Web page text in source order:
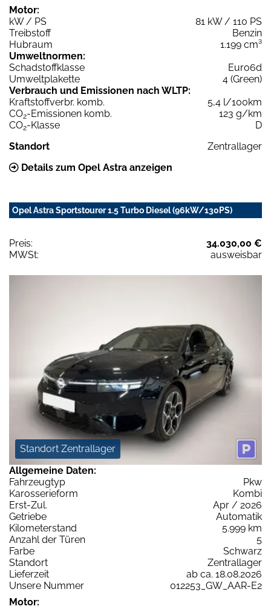
Motor:
kW / PS
81 kW / 110 PS
Treibstoff
Benzin
Hubraum
1.199 cm³
Umweltnormen:
Schadstoffklasse
Euro6d
Umweltplakette
4 (Green)
Verbrauch und Emissionen nach WLTP:
Kraftstoffverbr. komb.
5,4 l/100km
CO2-Emissionen komb.
123 g/km
CO2-Klasse
D
Standort
Zentrallager
Details zum Opel Astra anzeigen
Opel Astra Sportstourer 1.5 Turbo Diesel (96kW/130PS)
Preis:
34.030,00 €
MWSt:
ausweisbar
Standort Zentrallager
Allgemeine Daten:
Fahrzeugtyp
Pkw
Karosserieform
Kombi
Erst-Zul.
Apr / 2026
Getriebe
Automatik
Kilometerstand
5.999 km
Anzahl der Türen
5
Farbe
Schwarz
Standort
Zentrallager
Lieferzeit
ab ca. 18.08.2026
Unsere Nummer
012253_GW_AAR-E2
Motor: